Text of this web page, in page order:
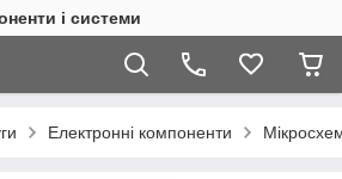
і системи
Електронні компоненти